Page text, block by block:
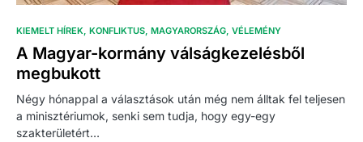
KIEMELT HÍREK KONFLIKTUS MAGYARORSZÁG VÉLEMÉNY
A Magyar-kormány válságkezelésből
megbukott
Négy hónappal a választások után még nem álltak fel teljesen
a minisztériumok, senki sem tudja, hogy egy-egy
szakterületért…